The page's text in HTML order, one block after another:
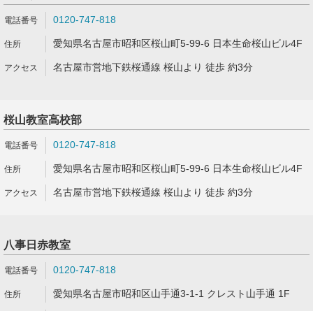
0120-747-818
愛知県名古屋市昭和区桜山町5-99-6 日本生命桜山ビル4F
名古屋市営地下鉄桜通線 桜山より 徒歩 約3分
桜山教室高校部
0120-747-818
愛知県名古屋市昭和区桜山町5-99-6 日本生命桜山ビル4F
名古屋市営地下鉄桜通線 桜山より 徒歩 約3分
八事日赤教室
0120-747-818
愛知県名古屋市昭和区山手通3-1-1 クレスト山手通 1F